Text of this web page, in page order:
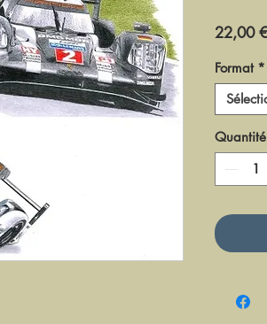
22,00 €
Format *
Quantité